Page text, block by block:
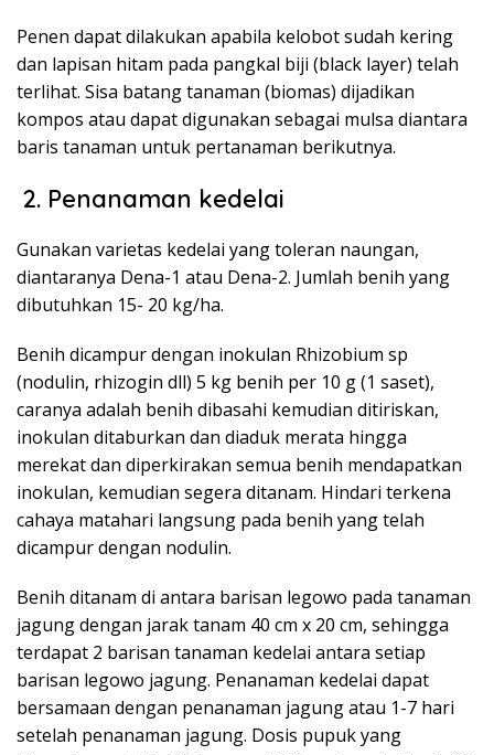
Penen dapat dilakukan apabila kelobot sudah kering
dan lapisan hitam pada pangkal biji (black layer) telah
terlihat. Sisa batang tanaman (biomas) dijadikan
kompos atau dapat digunakan sebagai mulsa diantara
baris tanaman untuk pertanaman berikutnya.
2. Penanaman kedelai
Gunakan varietas kedelai yang toleran naungan,
diantaranya Dena-1 atau Dena-2. Jumlah benih yang
dibutuhkan 15- 20 kg/ha.
Benih dicampur dengan inokulan Rhizobium sp
(nodulin, rhizogin dll) 5 kg benih per 10 g (1 saset),
caranya adalah benih dibasahi kemudian ditiriskan,
inokulan ditaburkan dan diaduk merata hingga
merekat dan diperkirakan semua benih mendapatkan
inokulan, kemudian segera ditanam. Hindari terkena
cahaya matahari langsung pada benih yang telah
dicampur dengan nodulin.
Benih ditanam di antara barisan legowo pada tanaman
jagung dengan jarak tanam 40 cm x 20 cm, sehingga
terdapat 2 barisan tanaman kedelai antara setiap
barisan legowo jagung. Penanaman kedelai dapat
bersamaan dengan penanaman jagung atau 1-7 hari
setelah penanaman jagung. Dosis pupuk yang